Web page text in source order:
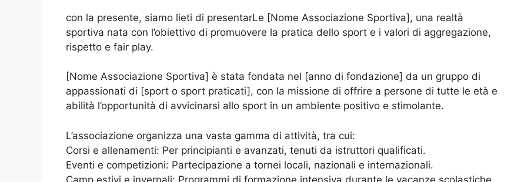
con la presente, siamo lieti di presentarLe [Nome Associazione Sportiva], una realtà
sportiva nata con l’obiettivo di promuovere la pratica dello sport e i valori di aggregazione,
rispetto e fair play.
[Nome Associazione Sportiva] è stata fondata nel [anno di fondazione] da un gruppo di
appassionati di [sport o sport praticati], con la missione di offrire a persone di tutte le età e
abilità l’opportunità di avvicinarsi allo sport in un ambiente positivo e stimolante.
L’associazione organizza una vasta gamma di attività, tra cui:
Corsi e allenamenti: Per principianti e avanzati, tenuti da istruttori qualificati.
Eventi e competizioni: Partecipazione a tornei locali, nazionali e internazionali.
Camp estivi e invernali: Programmi di formazione intensiva durante le vacanze scolastiche.